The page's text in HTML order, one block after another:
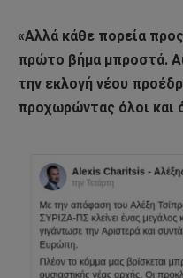
«Αλλά κάθε πορεία
πρώτο βήμα μπροστά.
την εκλογή νέου
προχωρώντας όλοι και